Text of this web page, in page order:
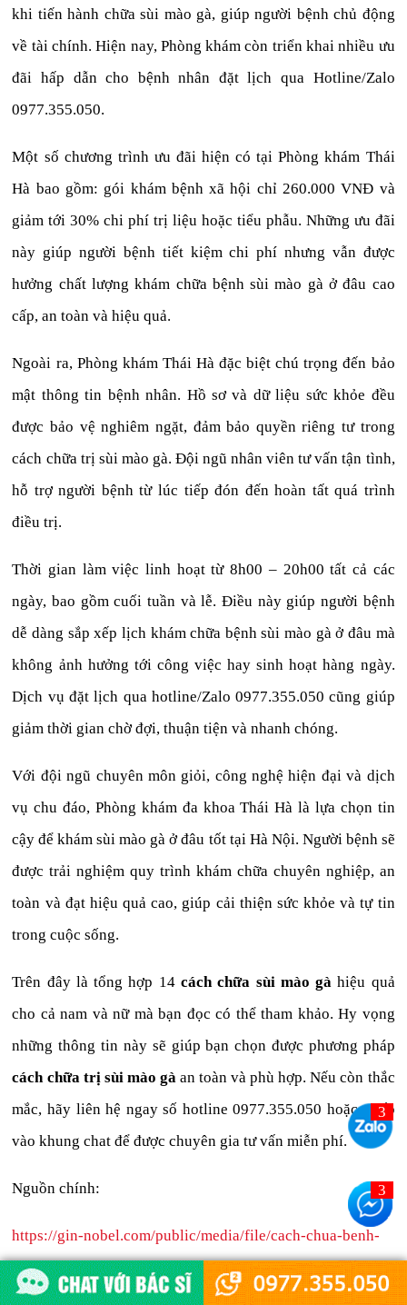
khi tiến hành chữa sùi mào gà, giúp người bệnh chủ động
về tài chính. Hiện nay, Phòng khám còn triển khai nhiều ưu
đãi hấp dẫn cho bệnh nhân đặt lịch qua Hotline/Zalo
0977.355.050.
Một số chương trình ưu đãi hiện có tại Phòng khám Thái
Hà bao gồm: gói khám bệnh xã hội chỉ 260.000 VNĐ và
giảm tới 30% chi phí trị liệu hoặc tiểu phẫu. Những ưu đãi
này giúp người bệnh tiết kiệm chi phí nhưng vẫn được
hưởng chất lượng khám chữa bệnh sùi mào gà ở đâu cao
cấp, an toàn và hiệu quả.
Ngoài ra, Phòng khám Thái Hà đặc biệt chú trọng đến bảo
mật thông tin bệnh nhân. Hồ sơ và dữ liệu sức khỏe đều
được bảo vệ nghiêm ngặt, đảm bảo quyền riêng tư trong
cách chữa trị sùi mào gà. Đội ngũ nhân viên tư vấn tận tình,
hỗ trợ người bệnh từ lúc tiếp đón đến hoàn tất quá trình
điều trị.
Thời gian làm việc linh hoạt từ 8h00 – 20h00 tất cả các
ngày, bao gồm cuối tuần và lễ. Điều này giúp người bệnh
dễ dàng sắp xếp lịch khám chữa bệnh sùi mào gà ở đâu mà
không ảnh hưởng tới công việc hay sinh hoạt hàng ngày.
Dịch vụ đặt lịch qua hotline/Zalo 0977.355.050 cũng giúp
giảm thời gian chờ đợi, thuận tiện và nhanh chóng.
Với đội ngũ chuyên môn giỏi, công nghệ hiện đại và dịch
vụ chu đáo, Phòng khám đa khoa Thái Hà là lựa chọn tin
cậy để khám sùi mào gà ở đâu tốt tại Hà Nội. Người bệnh sẽ
được trải nghiệm quy trình khám chữa chuyên nghiệp, an
toàn và đạt hiệu quả cao, giúp cải thiện sức khỏe và tự tin
trong cuộc sống.
Trên đây là tổng hợp 14 cách chữa sùi mào gà hiệu quả
cho cả nam và nữ mà bạn đọc có thể tham khảo. Hy vọng
những thông tin này sẽ giúp bạn chọn được phương pháp
cách chữa trị sùi mào gà an toàn và phù hợp. Nếu còn thắc
mắc, hãy liên hệ ngay số hotline 0977.355.050 hoặc nhấp
vào khung chat để được chuyên gia tư vấn miễn phí.
Nguồn chính:
https://gin-nobel.com/public/media/file/cach-chua-benh-
sui-mao-ga.html